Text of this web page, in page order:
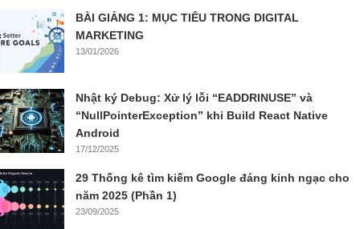
BÀI GIẢNG 1: MỤC TIÊU TRONG DIGITAL
MARKETING
13/01/2026
Nhật ký Debug: Xử lý lỗi “EADDRINUSE” và
“NullPointerException” khi Build React Native
Android
17/12/2025
29 Thống kê tìm kiếm Google đáng kinh ngạc cho
năm 2025 (Phần 1)
23/09/2025